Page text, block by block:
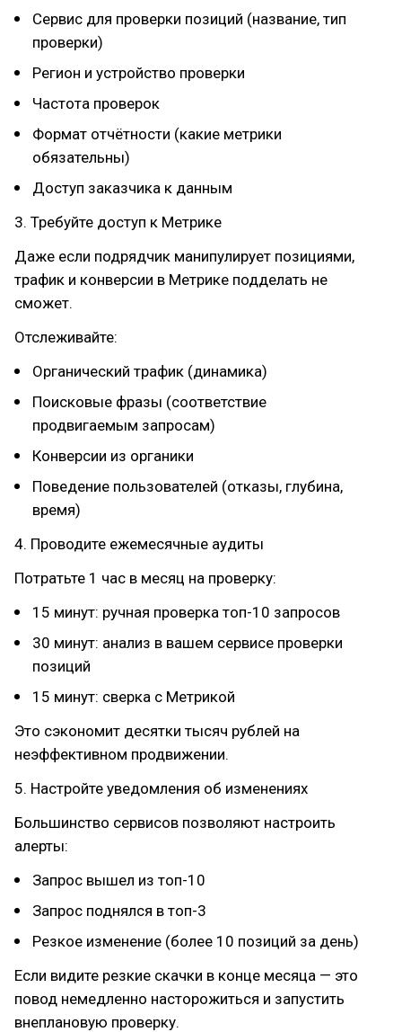
Сервис для проверки позиций (название, тип
проверки)
Регион и устройство проверки
Частота проверок
Формат отчётности (какие метрики
обязательны)
Доступ заказчика к данным
3. Требуйте доступ к Метрике
Даже если подрядчик манипулирует позициями,
трафик и конверсии в Метрике подделать не
сможет.
Отслеживайте:
Органический трафик (динамика)
Поисковые фразы (соответствие
продвигаемым запросам)
Конверсии из органики
Поведение пользователей (отказы, глубина,
время)
4. Проводите ежемесячные аудиты
Потратьте 1 час в месяц на проверку:
15 минут: ручная проверка топ-10 запросов
30 минут: анализ в вашем сервисе проверки
позиций
15 минут: сверка с Метрикой
Это сэкономит десятки тысяч рублей на
неэффективном продвижении.
5. Настройте уведомления об изменениях
Большинство сервисов позволяют настроить
алерты:
Запрос вышел из топ-10
Запрос поднялся в топ-3
Резкое изменение (более 10 позиций за день)
Если видите резкие скачки в конце месяца — это
повод немедленно насторожиться и запустить
внеплановую проверку.